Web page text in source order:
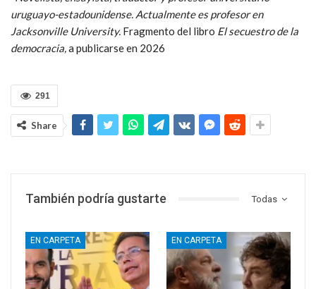
uruguayo-estadounidense. Actualmente es profesor en
Jacksonville University. Fragmento del libro El secuestro de la
democracia,a publicarse en 2026
291
Share
Todas
También podría gustarte
EN CARPETA EN CARPETA